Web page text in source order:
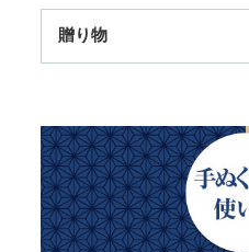
季節のおすすめ
浮世絵・名画名作・古典
干支・富士・招福・縁
トートバッグ
チーフ・風呂敷
ステーショナリー
TokyoTokyo選定商品
タペストリー・掛軸・
のれん
贈り物
母の日ギフト
父の日ギフト